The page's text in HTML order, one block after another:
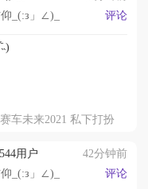
_(:з」∠)_
评论
车未来2021 私下打扮
用户
42分钟前
_(:з」∠)_
评论